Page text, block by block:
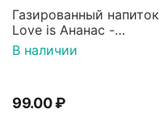
Газированный напиток
Love is Ананас -
Апельсин 330мл, Россия
В наличии
99.00₽